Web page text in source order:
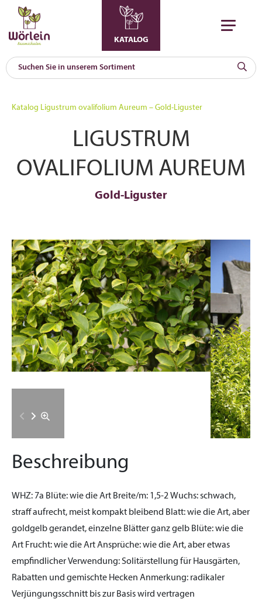
KATALOG
Katalog Ligustrum ovalifolium Aureum – Gold-Liguster
LIGUSTRUM
OVALIFOLIUM AUREUM
Gold-Liguster
Beschreibung
WHZ: 7a Blüte:wie die Art Breite/m: 1,5-2Wuchs:schwach,
straff aufrecht, meist kompakt bleibend Blatt:wie die Art, aber
goldgelb gerandet, einzelne Blätter ganz gelb Blüte:wie die
Art Frucht:wie die ArtAnsprüche:wie die Art, aber etwas
empfindlicherVerwendung:Solitärstellung für Hausgärten,
Rabatten und gemischte Hecken Anmerkung: radikaler
Verjüngungsschnitt bis zur Basis wird vertragen